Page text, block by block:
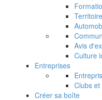
Avis
Culture
Entreprises
Clubs
Créer sa boîte